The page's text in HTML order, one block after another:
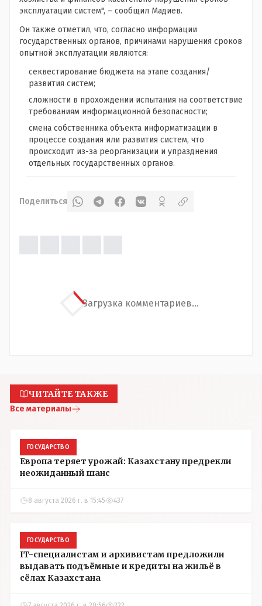
эксплуатации систем", – сообщил Мадиев.
Он также отметил, что, согласно информации
государственных органов, причинами нарушения сроков
опытной эксплуатации являются:
секвестирование бюджета на этапе создания/
развития систем;
сложности в прохождении испытания на соответствие
требованиям информационной безопасности;
смена собственника объекта информатизации в
процессе создания или развития систем, что
происходит из-за реорганизации и упразднения
отдельных государственных органов.
Поделиться
Загрузка комментариев...
ЧИТАЙТЕ ТАКЖЕ
Все материалы
ГОСУДАРСТВО
Европа теряет урожай: Казахстану предрекли
неожиданный шанс
8 августа 2026 г. в 15:45 437
ГОСУДАРСТВО
IT-специалистам и архивистам предложили
выдавать подъёмные и кредиты на жильё в
сёлах Казахстана